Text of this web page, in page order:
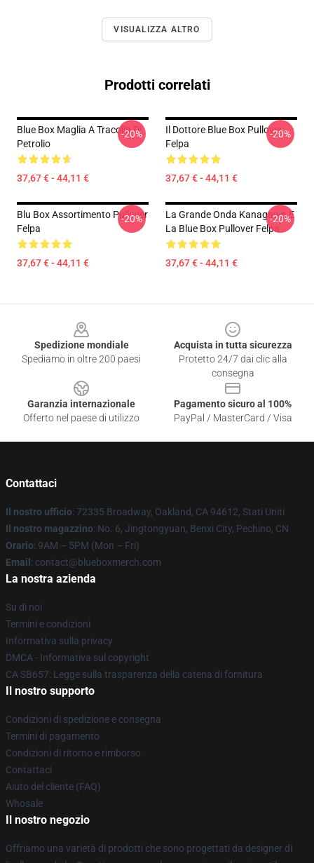
VISUALIZZA ALTRO
Prodotti correlati
Blue Box Maglia A Tracolla Di
Petrolio
37,67 € - 44,11 €
-20%
Il Dottore Blue Box Pullover
Felpa
37,67 € - 44,11 €
-20%
Blu Box Assortimento Pullover
Felpa
37,67 € - 44,11 €
-20%
La Grande Onda Kanagawa E
La Blue Box Pullover Felpa
37,67 € - 44,11 €
-20%
Spedizione mondiale
Spediamo in oltre 200 paesi
Acquista in tutta sicurezza
Protetto 24/7 dai clic alla
consegna
Garanzia internazionale
Offerto nel paese di utilizzo
Pagamento sicuro al 100%
PayPal / MasterCard / Visa
Contattaci
Il nostro ufficio: 72335 Broadway, Oakland, CA 94612, Stati Uniti
Il nostro magazzino: No. 6, Jingtongyuan, Benxi City, Pechino, CN
Orario: 9AM – 5PM (Mon – Fri)
Email : contact@blueboxmerch.com
La nostra azienda
Su di noi
Termini e condizioni
Informativa sulla privacy
DMCA - Informativa sul copyright
CA SB657: Legge sulla trasparenza della catena di fornitura
Il nostro supporto
Condizioni di spedizione e consegna
Termini di pagamento
Condizioni di ritorno e rimborso
Contattaci
Aiuto del cliente (FAQ)
Whosale
Il nostro negozio
Offriamo una varietà di prodotti che sono progettati da designer di